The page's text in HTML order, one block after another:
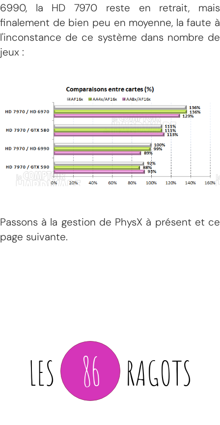
6990, la HD 7970 reste en retrait, mais
finalement de bien peu en moyenne, la faute à
l'inconstance de ce système dans nombre de
jeux :
Passons à la gestion de PhysX à présent et ce
page suivante.
LES 86 RAGOTS